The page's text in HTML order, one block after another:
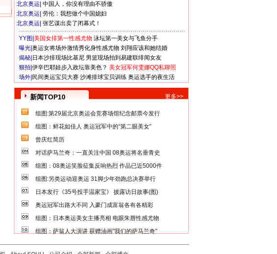
北京奥运 中国人，你没有理由不骄傲
北京奥运 劳伦：我想做个中国媳妇
北京奥运 张艺谋出卖了闭幕式！
YY图| 美国女排第一性感尤物 泳坛第一美女与飞鱼分手
曝光| 奥运女将场外激情秀化身性感尤物 刘翔应该和她结婚
揭秘| 日本沙排现场比基尼 男篮现场拍到易建联绯闻女友
狠拍| 伊辛巴耶娃步入政坛靠美色？ 美女冠军何雯娜QQ私聊照
场外| 民间奥运宝贝大赛 沙滩排球宝贝训练 奥运选手的夜生活
新闻TOP10 更多>>
组图:第29届北京奥运会竞赛场馆纪念邮票今发行
组图：鲜花如佳人 奥运冠军中的“第二眼美女”
曾庆红简历
对话萨马兰奇：一直关注中国 08奥运将名垂青史
组图：08奥运笑脸征集反响热烈 作品已近5000件
组图:另类运动迎奥运 31脚少年劲跑总决赛举行
日本发行《35号投手温家宝》 披露访日故事(图)
奥运冠军出路大不同 入豪门成富翁各有各精彩
组图：日本奥运美女主播亮相 电眼朱唇性感尤物
组图：萨翁人大演讲 获赠油画"我们的萨马兰奇"